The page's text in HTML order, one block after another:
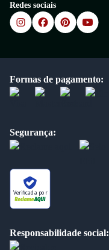
Redes sociais
Formas de pagamento:
Segurança:
Verificada por
Responsabilidade social: